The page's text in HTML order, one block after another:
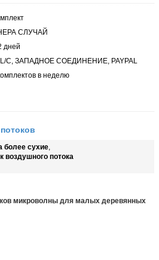
СЛУЧАЙ
дней
L/C, ЗАПАДНОЕ СОЕДИНЕНИЕ, PAYPAL
в неделю
более сухие,
воздушного потока
микроволны для малых деревянных